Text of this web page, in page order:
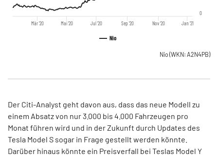
Nio
Mär '20 Mai '20 Jul '20 Sep '20 Nov '20 Jan '21
0
Nio (WKN: A2N4PB)
Der Citi-Analyst geht davon aus, dass das neue Modell zu
einem Absatz von nur 3.000 bis 4.000 Fahrzeugen pro
Monat führen wird und in der Zukunft durch Updates des
Tesla Model S sogar in Frage gestellt werden könnte.
Darüber hinaus könnte ein Preisverfall bei Teslas Model Y